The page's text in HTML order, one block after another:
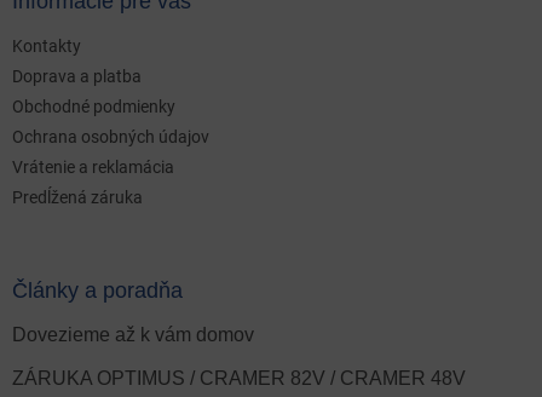
Kontakty
Doprava a platba
Obchodné podmienky
Ochrana osobných údajov
Vrátenie a reklamácia
Predĺžená záruka
Články a poradňa
Dovezieme až k vám domov
ZÁRUKA OPTIMUS / CRAMER 82V / CRAMER 48V